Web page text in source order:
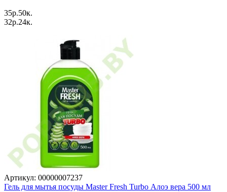
35p.50к.
32p.24к.
Артикул: 00000007237
Гель для мытья посуды Master Fresh Turbo Алоэ вера 500 мл